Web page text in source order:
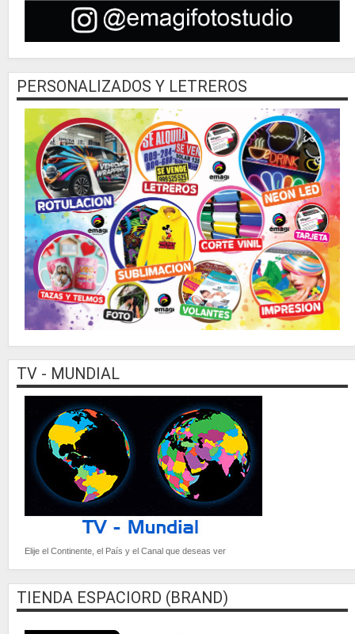
PERSONALIZADOS Y LETREROS
TV - MUNDIAL
Elije el Continente, el País y el Canal que deseas ver
TIENDA ESPACIORD (BRAND)